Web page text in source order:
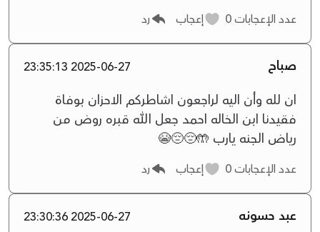
عدد الإعجابات إعجاب رد
صباح 2025-06-27 23:35:13
ان لله وأن اليه لراجعون اشاطركم الاحزان بوفاة
فقيدنا ابن الخاله احمد جعل الله قبره روض من
رياض الجنه يارب 🤲😔😔😭
عدد الإعجابات إعجاب رد
عبد حسونه 2025-06-27 23:30:36